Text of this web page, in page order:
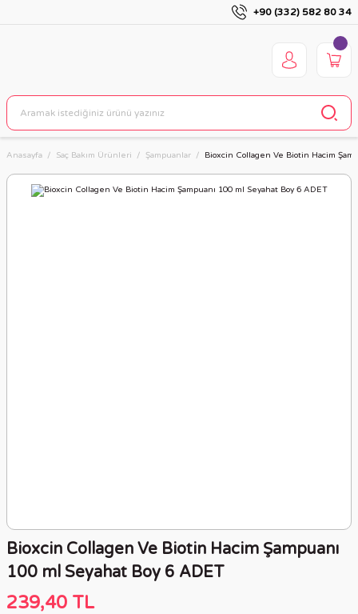
+90 (332) 582 80 34
Anasayfa Saç Bakım Ürünleri Şampuanlar Bioxcin Collagen Ve Biotin Hacim
Bioxcin Collagen Ve Biotin Hacim Şampuanı
100 ml Seyahat Boy 6 ADET
239,40 TL